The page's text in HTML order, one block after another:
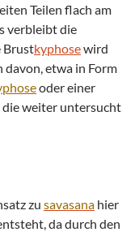
Teilen flach am
verbleibt die
Brustkyphosewird
etwa in Form
oder einer
weiter untersucht
zu savasana hier
da durch den